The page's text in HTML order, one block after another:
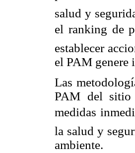
salud y
el ranking de
establecer
el PAM genere
Las
PAM del sitio
medidas
la salud y
ambiente.